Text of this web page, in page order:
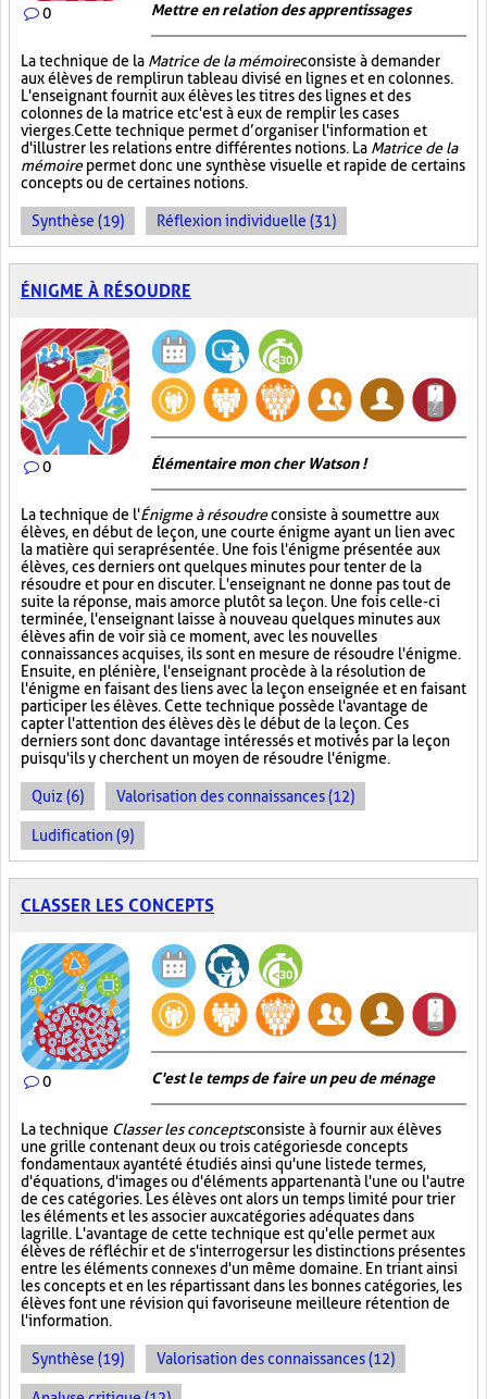
0 Mettre en relation des apprentissages
La technique de la Matrice de la mémoireconsiste à demander
aux élèves de remplir un tableau divisé en lignes et en colonnes.
L'enseignant fournit aux élèves les titres des lignes et des
colonnes de la matrice et c'est à eux de remplir les cases
vierges. Cette technique permet d’organiser l'information et
d'illustrer les relations entre différentes notions. La Matrice de la
mémoirepermet donc une synthèse visuelle et rapide de certains
concepts ou de certaines notions.
Synthèse (19) Réflexion individuelle (31)
ÉNIGME À RÉSOUDRE
0 Élémentaire mon cher Watson !
La technique de l'Énigme à résoudreconsiste à soumettre aux
élèves, en début de leçon, une courte énigme ayant un lien avec
la matière qui sera présentée. Une fois l'énigme présentée aux
élèves, ces derniers ont quelques minutes pour tenter de la
résoudre et pour en discuter. L'enseignant ne donne pas tout de
suite la réponse, mais amorce plutôt sa leçon. Une fois celle-ci
terminée, l'enseignant laisse à nouveau quelques minutes aux
élèves afin de voir si à ce moment, avec les nouvelles
connaissances acquises, ils sont en mesure de résoudre l'énigme.
Ensuite, en plénière, l'enseignant procède à la résolution de
l'énigme en faisant des liens avec la leçon enseignée et en faisant
participer les élèves. Cette technique possède l'avantage de
capter l'attention des élèves dès le début de la leçon. Ces
derniers sont donc davantage intéressés et motivés par la leçon
puisqu'ils y cherchent un moyen de résoudre l'énigme.
Quiz (6) Valorisation des connaissances (12)
Ludification (9)
CLASSER LES CONCEPTS
0 C'est le temps de faire un peu de ménage
La technique Classer les conceptsconsiste à fournir aux élèves
une grille contenant deux ou trois catégories de concepts
fondamentaux ayant été étudiés ainsi qu'une liste de termes,
d'équations, d'images ou d'éléments appartenant à l'une ou l'autre
de ces catégories. Les élèves ont alors un temps limité pour trier
les éléments et les associer aux catégories adéquates dans
la grille. L'avantage de cette technique est qu'elle permet aux
élèves de réfléchir et de s'interroger sur les distinctions présentes
entre les éléments connexes d'un même domaine. En triant ainsi
les concepts et en les répartissant dans les bonnes catégories, les
élèves font une révision qui favorise une meilleure rétention de
l'information.
Synthèse (19) Valorisation des connaissances (12)